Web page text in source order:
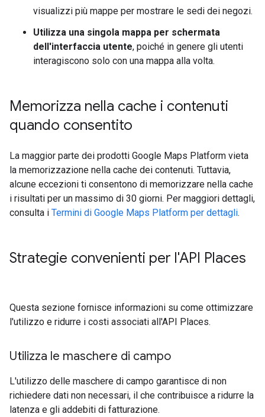
visualizzi più mappe per mostrare le sedi dei negozi.
Utilizza una singola mappa per schermata
dell'interfaccia utente, poiché in genere gli utenti
interagiscono solo con una mappa alla volta.
Memorizza nella cache i contenuti
quando consentito
La maggior parte dei prodotti Google Maps Platform vieta
la memorizzazione nella cache dei contenuti. Tuttavia,
alcune eccezioni ti consentono di memorizzare nella cache
i risultati per un massimo di 30 giorni. Per maggiori dettagli,
consulta i Termini di Google Maps Platform per dettagli.
Strategie convenienti per l'API Places
Questa sezione fornisce informazioni su come ottimizzare
l'utilizzo e ridurre i costi associati all'API Places.
Utilizza le maschere di campo
L'utilizzo delle maschere di campo garantisce di non
richiedere dati non necessari, il che contribuisce a ridurre la
latenza e gli addebiti di fatturazione.